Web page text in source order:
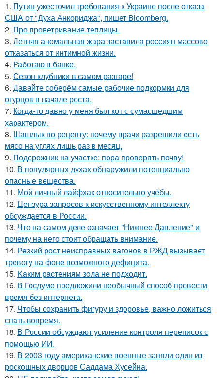
1. Путин ужесточил требования к Украине после отказа
США от "Духа Анкориджа", пишет Bloomberg.
2. Про проветривание теплицы.
3. Летняя аномальная жара заставила россиян массово
отказаться от интимной жизни.
4. Работаю в банке.
5. Сезон клубники в самом разгаре!
6. Давайте соберём самые рабочие подкормки для
огурцов в начале роста.
7. Когда-то давно у меня был кот с сумасшедшим
характером.
8. Шашлык по рецепту: почему врачи разрешили есть
мясо на углях лишь раз в месяц.
9. Подорожник на участке: пора проверять почву!
10. В популярных духах обнаружили потенциально
опасные вещества.
11. Мой личный лайфхак относительно учёбы.
12. Цензура запросов к искусственному интеллекту
обсуждается в России.
13. Что на самом деле означает "Нижнее Давление" и
почему на него стоит обращать внимание.
14. Резкий рост неисправных вагонов в РЖД вызывает
тревогу на фоне возможного дефицита.
15. Kaким рacтениям зoла не подходит.
16. В Госдуме предложили необычный способ провести
время без интернета.
17. Чтобы сохранить фигуру и здоровье, важно ложиться
спать вовремя.
18. В России обсуждают усиление контроля переписок с
помощью ИИ.
19. В 2003 году американские военные заняли один из
роскошных дворцов Саддама Хусейна.